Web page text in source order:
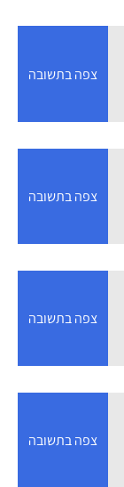
צפה בתשובה
צפה בתשובה
צפה בתשובה
צפה בתשובה